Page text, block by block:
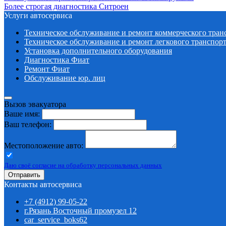
Более строгая диагностика Ситроен
Услуги автосервиса
Техническое обcлуживание и ремонт коммерческого
Техническое обcлуживание и ремонт легкового
Установка дополнительного оборудования
Диагностика Фиат
Ремонт Фиат
Обслуживание юр. лиц
Вызов эвакуатора
Ваше имя:
Ваш телефон:
Местоположение авто:
Даю своё согласие на обработку персональных данных
Отправить
Контакты автосервиса
+7 (4912) 99-05-22
г.Рязань Восточный промузел 12
car_service_boks62